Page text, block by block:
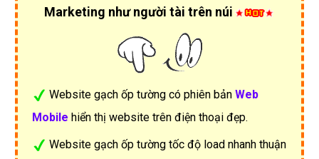
Marketing như người tài trên núi
Website gạch ốp tường có phiên bản Web
Mobile hiển thị website trên điện thoại đẹp.
Website gạch ốp tường tốc độ load nhanh thuận